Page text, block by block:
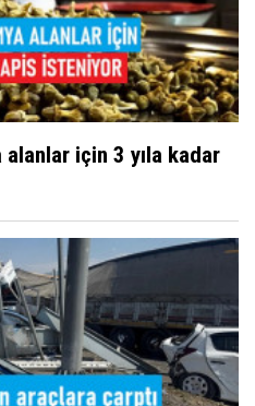
alanlar için 3 yıla kadar